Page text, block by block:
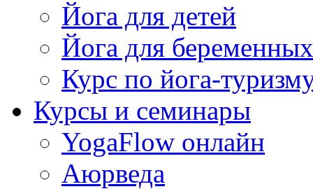
Йога для детей
Йога для беременных
Курс по йога-
Курсы и семинары
YogaFlow онлайн
Аюрведа